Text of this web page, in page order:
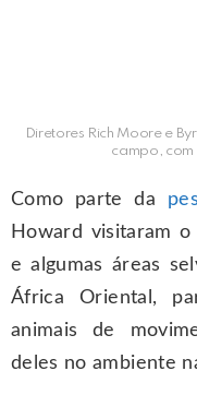
Diretores Rich Moore e
campo, com
Como parte da
Howard visitaram
e algumas áreas
África Oriental,
animais de
deles no ambiente